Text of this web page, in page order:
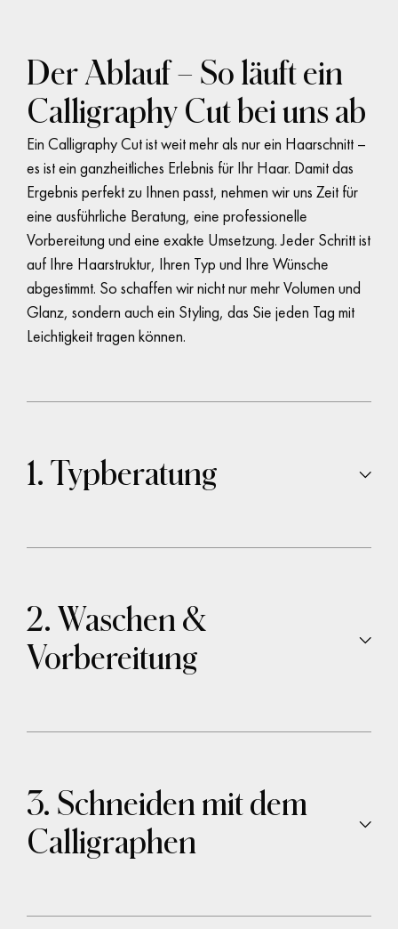
Diese Schnitttechnik ist ideal für:
Feines oder dünnes Haar
, das mehr Volumen
braucht
Kund*innen, die mit herkömmlichen
Haarschnitten unzufrieden sind
Menschen mit empfindlichen Haarspitzen
oder Spliss
Alle, die sich einnatürlicheres, lebendigeres
Stylingwünschen
Frauen und Männer – der Calligraphy Cut ist
für alle Haarlängen
Der Ablauf – So läuft ein
Calligraphy Cut bei uns ab
Ein Calligraphy Cut ist weit mehr als nur ein Haarschnitt –
es ist ein ganzheitliches Erlebnis für Ihr Haar. Damit das
Ergebnis perfekt zu Ihnen passt, nehmen wir uns Zeit für
eine ausführliche Beratung, eine professionelle
Vorbereitung und eine exakte Umsetzung. Jeder Schritt ist
auf Ihre Haarstruktur, Ihren Typ und Ihre Wünsche
abgestimmt. So schaffen wir nicht nur mehr Volumen und
Glanz, sondern auch ein Styling, das Sie jeden Tag mit
Leichtigkeit tragen können.
1. Typberatung
2. Waschen &
Vorbereitung
3. Schneiden mit dem
Calligraphen